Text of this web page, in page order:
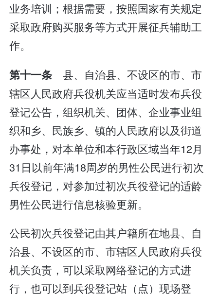
业务培训；根据需要，按照国家有关规定
采取政府购买服务等方式开展征兵辅助工
作。
第十一条 县、自治县、不设区的市、市
辖区人民政府兵役机关应当适时发布兵役
登记公告，组织机关、团体、企业事业组
织和乡、民族乡、镇的人民政府以及街道
办事处，对本单位和本行政区域当年12月
31日以前年满18周岁的男性公民进行初次
兵役登记，对参加过初次兵役登记的适龄
男性公民进行信息核验更新。
公民初次兵役登记由其户籍所在地县、自
治县、不设区的市、市辖区人民政府兵役
机关负责，可以采取网络登记的方式进
行，也可以到兵役登记站（点）现场登